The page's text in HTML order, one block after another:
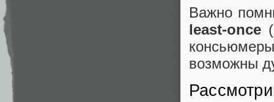
Важно
least-once
возможны